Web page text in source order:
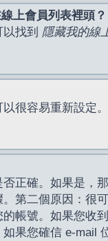
上會員列表裡頭？
找到 隱藏我的線
很容易重新設定
正確。如果是，
第二個原因：很
帳號。如果您收
果您確信 e-mail